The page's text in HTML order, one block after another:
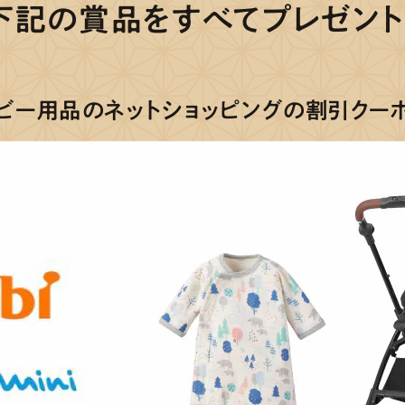
記の賞品をすべてプレゼント
ー用品のネットショッピングの割引クー